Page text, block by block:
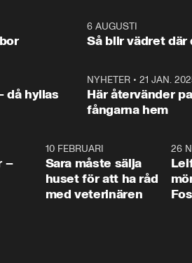
och Makten.
– Vi
vara
1:066 AUGUSTI
Så blir vädret där
då hyllas
NYHETER •21 JAN.
Här återvänder
fångarna hem
–
10 FEBRUARI
Sara måste sälja
huset för att ha råd
med veterinären
26